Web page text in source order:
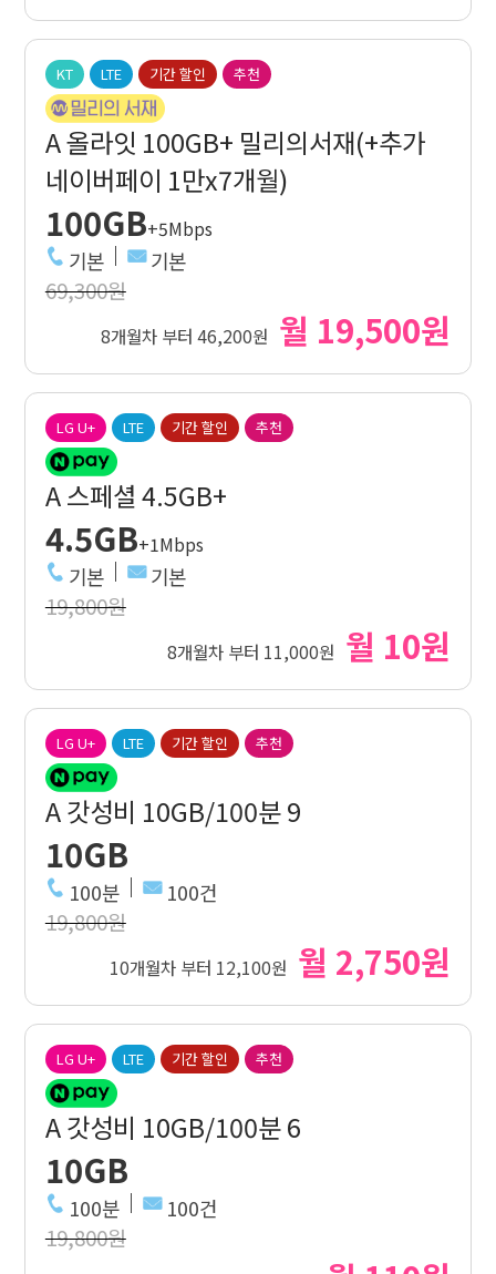
KT LTE 기간 할인 추천
A 올라잇 100GB+ 밀리의서재(+추가
네이버페이 1만x7개월)
100GB+5Mbps
기본 기본
69,300원
8개월차 부터 46,200원 월 19,500원
LG U+ LTE 기간 할인 추천
A 스페셜 4.5GB+
4.5GB+1Mbps
기본 기본
19,800원
8개월차 부터 11,000원 월 10원
LG U+ LTE 기간 할인 추천
A 갓성비 10GB/100분 9
10GB
100분 100건
19,800원
10개월차 부터 12,100원 월 2,750원
LG U+ LTE 기간 할인 추천
A 갓성비 10GB/100분 6
10GB
100분 100건
19,800원